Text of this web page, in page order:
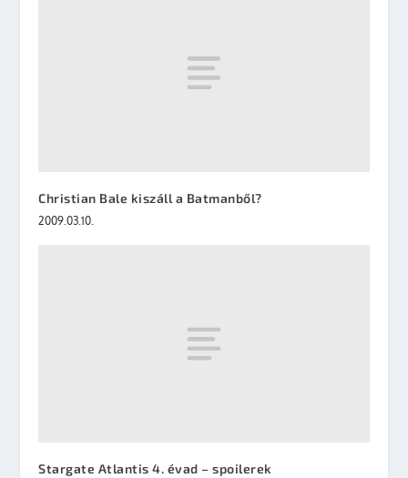
Christian Bale kiszáll a Batmanből?
2009.03.10.
Stargate Atlantis 4. évad – spoilerek